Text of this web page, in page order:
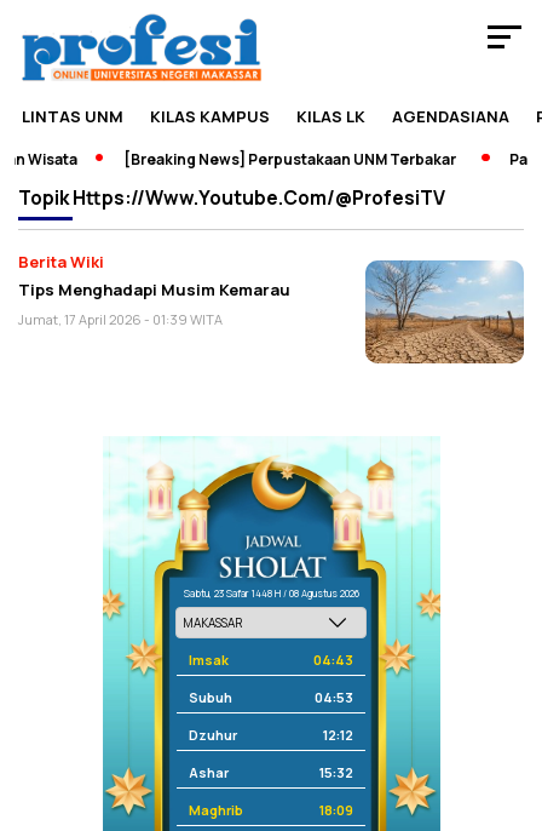
LINTAS UNM KILAS KAMPUS KILAS LK AGENDASIANA
Wisata [Breaking News] Perpustakaan UNM Terbakar
TopikHttps://www.youtube.com/@ProfesiTV
Berita Wiki
Tips Menghadapi Musim Kemarau
Jumat, 17 April 2026 - 01:39 WITA
Sabtu, 23 Safar 1448 H / 08 Agustus 2026
Imsak 04:43
Subuh 04:53
Dzuhur 12:12
Ashar 15:32
Maghrib 18:09